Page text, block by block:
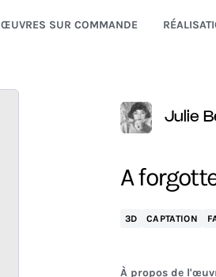
ŒUVRES SUR COMMANDE
Julie
A
3D CAPTATION
À propos de